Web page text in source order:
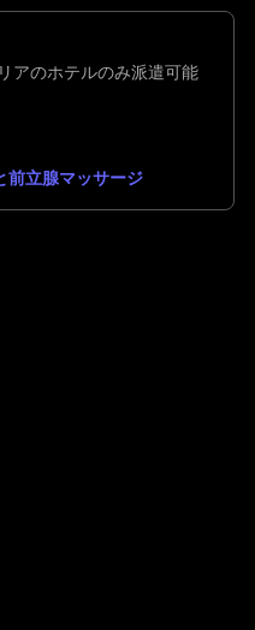
アのホテルのみ派遣可能
前立腺マッサージ